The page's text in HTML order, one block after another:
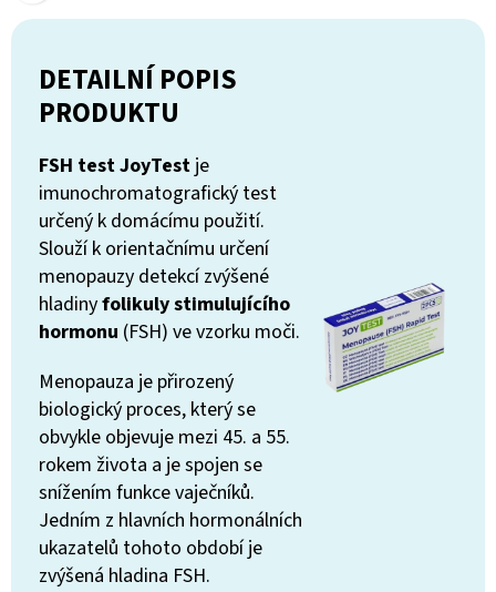
DETAILNÍ POPIS
PRODUKTU
FSH test JoyTest je
imunochromatografický test
určený k domácímu použití.
Slouží k orientačnímu určení
menopauzy detekcí zvýšené
hladinyfolikuly stimulujícího
hormonu (FSH) ve vzorku moči.
Menopauza je přirozený
biologický proces, který se
obvykle objevuje mezi 45. a 55.
rokem života a je spojen se
snížením funkce vaječníků.
Jedním z hlavních hormonálních
ukazatelů tohoto období je
zvýšená hladina FSH.